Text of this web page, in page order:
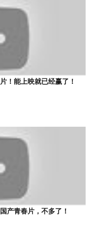
！能上映就已经赢了！
产青春片，不多了！